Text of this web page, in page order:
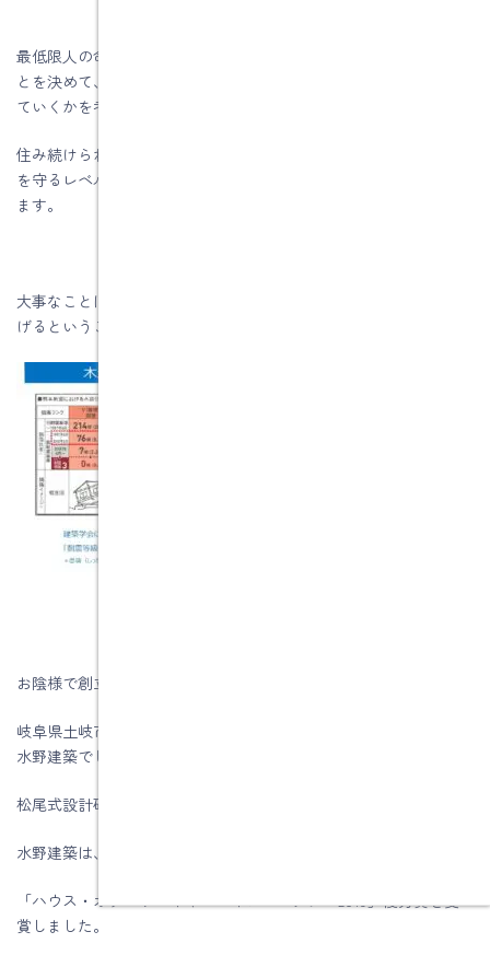
最低限人の命を奪わないような評点１.0までは持っていくというこ
とを決めて、その後は予算を考えたりして、どこまで評点を持っ
ていくかを考えましょう。
住み続けられるレベルに持っていくか。住めなくなっても命だけ
を守るレベルに持っていくかを既存住宅ではあってもいいと思い
ます。
大事なことは、地震は防げないけれども、地震後の建物倒壊は防
げるということをしっかり考えて欲しいと思います。
お陰様で創立５8周年を迎える事が出来ました。
岐阜県土岐市、注文住宅＆省エネ・快適・健康リフォーム工事の
水野建築でした。
松尾式設計研修プログラム受講して実践しています。
水野建築は、ZEHビルダー★★★★(四つ星)です
「ハウス・オブ・ザ・イヤー・イン・エナジー2019」優秀賞を受
賞しました。